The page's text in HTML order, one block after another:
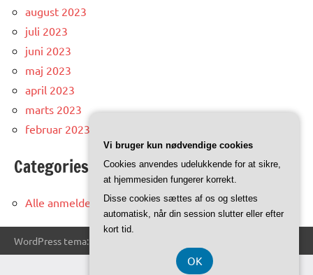
august 2023
juli 2023
juni 2023
maj 2023
april 2023
marts 2023
februar 2023
Categories
Alle anmeldelser og artikler
WordPress tema: Dynamico by ThemeZee.
Vi bruger kun nødvendige cookies
Cookies anvendes udelukkende for at sikre,
at hjemmesiden fungerer korrekt.
Disse cookies sættes af os og slettes
automatisk, når din session slutter eller efter
kort tid.
OK